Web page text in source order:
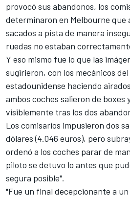
provocó sus abandonos, los
determinaron en Melbourne que
sacados a pista de manera
ruedas no estaban
Y eso mismo fue lo que las
sugirieron, con los mecánicos
estadounidense haciendo
ambos coches salieron de boxes
visiblemente tras los dos
Los comisarios impusieron dos
dólares (4.046 euros), pero
ordenó a los coches parar de
piloto se detuvo lo antes que
segura posible".
"Fue un final decepcionante a